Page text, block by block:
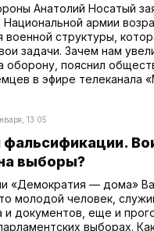
Анатолий Носатый
Национальной армии
военной структуры,
задачи. Зачем нам
оборону, пояснил
в эфире телеканала
13:05
фальсификации.
выборы?
«Демократия — дома»
молодой человек,
и документов, еще и
выборах.